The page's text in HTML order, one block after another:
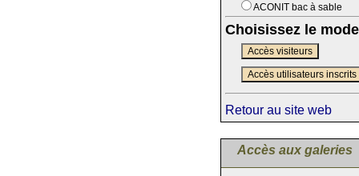
ACONIT bac à sable
Choisissez le
Accès visiteurs
Accès utilisateurs inscrits
Retour au site web
Accès aux galeries